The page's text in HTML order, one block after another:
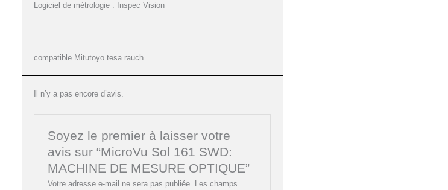
Logiciel de métrologie : Inspec Vision
compatible Mitutoyo tesa rauch
Il n’y a pas encore d’avis.
Soyez le premier à laisser votre
avis sur “MicroVu Sol 161 SWD:
MACHINE DE MESURE OPTIQUE”
Votre adresse e-mail ne sera pas publiée.
Les champs